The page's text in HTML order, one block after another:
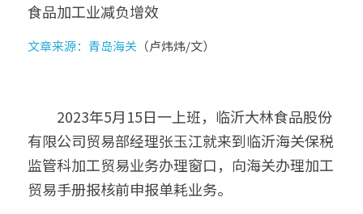
食品加工业减负增效
文章来源：青岛海关 （卢炜炜/文）
有限公司贸易部经理张玉江就来到临沂海关保税
监管科加工贸易业务办理窗口，向海关办理加工
贸易手册报核前申报单耗业务。